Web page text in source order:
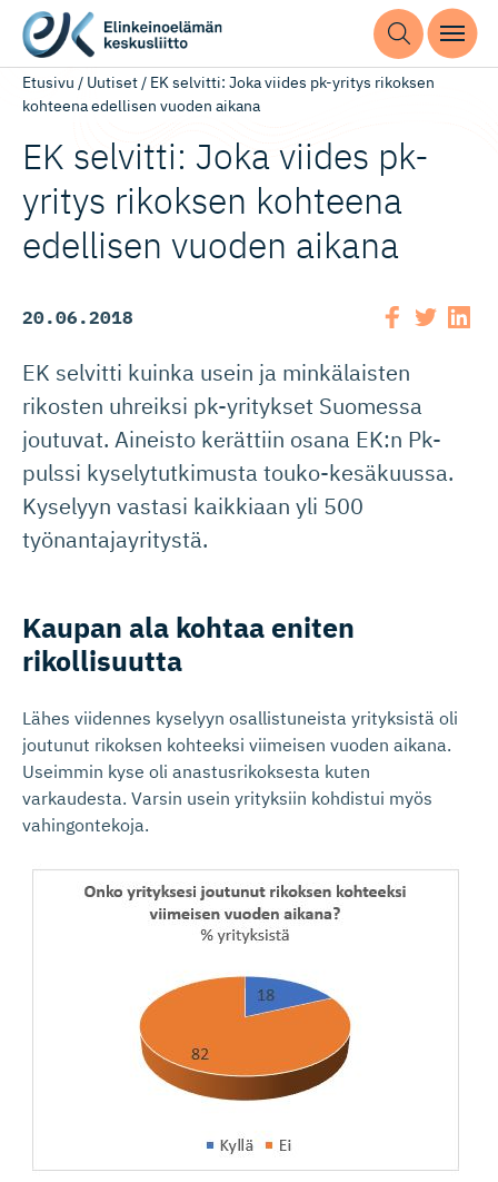
Etusivu / Uutiset/ EK selvitti: Joka viides pk-yritys rikoksen
kohteena edellisen vuoden aikana
EK selvitti: Joka viides pk-
yritys rikoksen kohteena
edellisen vuoden aikana
20.06.2018
EK selvitti kuinka usein ja minkälaisten
rikosten uhreiksi pk-yritykset Suomessa
joutuvat. Aineisto kerättiin osana EK:n Pk-
pulssi kyselytutkimusta touko-kesäkuussa.
Kyselyyn vastasi kaikkiaan yli 500
työnantajayritystä.
Kaupan ala kohtaa eniten
rikollisuutta
Lähes viidennes kyselyyn osallistuneista yrityksistä oli
joutunut rikoksen kohteeksi viimeisen vuoden aikana.
Useimmin kyse oli anastusrikoksesta kuten
varkaudesta. Varsin usein yrityksiin kohdistui myös
vahingontekoja.